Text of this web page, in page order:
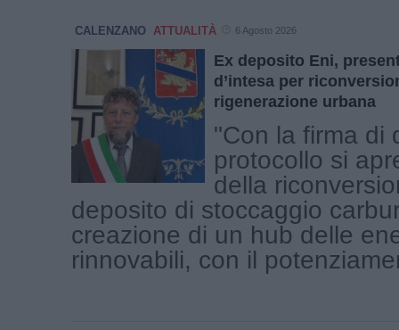
CALENZANO ATTUALITÀ 6 Agosto 2026
Ex deposito Eni,
d’intesa per
rigenerazione urbana
"Con la firma di
protocollo si
della
deposito di stoccaggio
creazione di un hub delle
rinnovabili, con il